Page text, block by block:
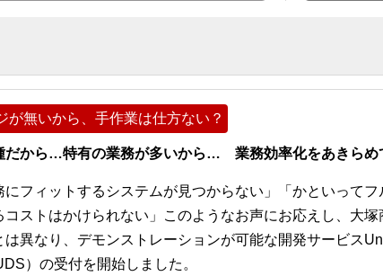
が無いから、手作業は仕方ない？
だから…特有の業務が多いから… 業務効率化をあきらめ
にフィットするシステムが見つからない」「かといって
コストはかけられない」このようなお声にお応えし、大
は異なり、デモンストレーションが可能な開発サービス
）の受付を開始しました。